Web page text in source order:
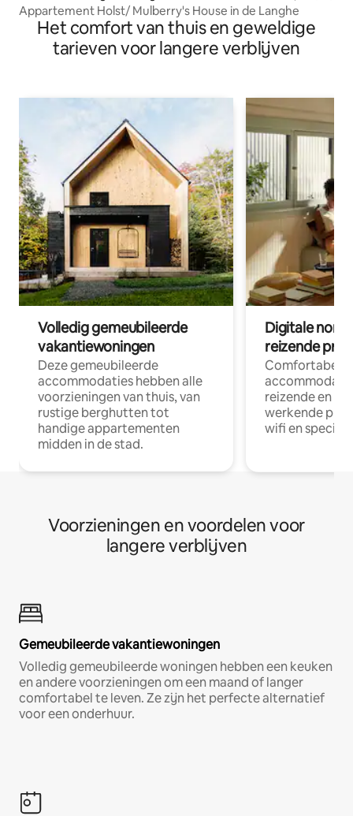
Appartement Holst/ Mulberry's House in de Langhe
Het comfort van thuis en geweldige
tarieven voor langere verblijven
Volledig gemeubileerde
vakantiewoningen
Deze gemeubileerde
accommodaties hebben alle
voorzieningen van thuis, van
rustige berghutten tot
handige appartementen
midden in de stad.
Digitale
reizende
Comfortabele
reizende en
werkende
wifi en
Voorzieningen en voordelen voor
langere verblijven
Gemeubileerde vakantiewoningen
Volledig gemeubileerde woningen hebben een keuken
en andere voorzieningen om een maand of langer
comfortabel te leven. Ze zijn het perfecte alternatief
voor een onderhuur.